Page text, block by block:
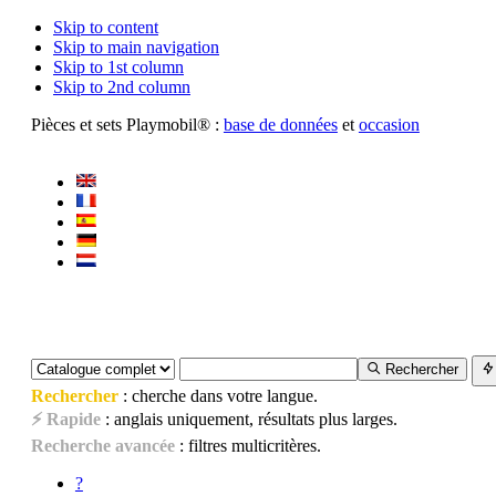
Skip to content
Skip to main navigation
Skip to 1st column
Skip to 2nd column
Pièces et sets Playmobil® : base de donnéeset occasion
Rechercher
Rechercher: cherche dans votre langue.
⚡ Rapide: anglais uniquement, résultats plus larges.
Recherche avancée: filtres multicritères.
?